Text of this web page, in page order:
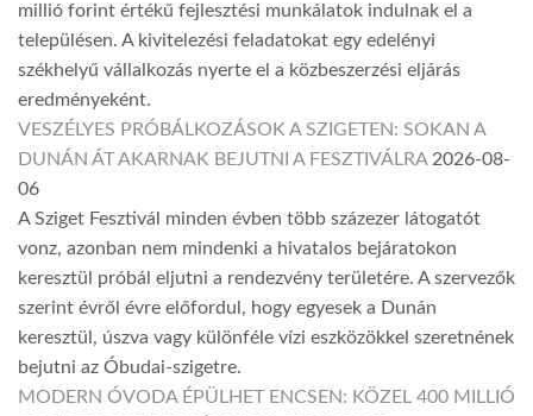
millió forint értékű fejlesztési munkálatok indulnak el a
településen. A kivitelezési feladatokat egy edelényi
székhelyű vállalkozás nyerte el a közbeszerzési eljárás
eredményeként.
VESZÉLYES PRÓBÁLKOZÁSOK A SZIGETEN: SOKAN A
DUNÁN ÁT AKARNAK BEJUTNI A FESZTIVÁLRA 2026-08-
06
A Sziget Fesztivál minden évben több százezer látogatót
vonz, azonban nem mindenki a hivatalos bejáratokon
keresztül próbál eljutni a rendezvény területére. A szervezők
szerint évről évre előfordul, hogy egyesek a Dunán
keresztül, úszva vagy különféle vízi eszközökkel szeretnének
bejutni az Óbudai-szigetre.
MODERN ÓVODA ÉPÜLHET ENCSEN: KÖZEL 400 MILLIÓ